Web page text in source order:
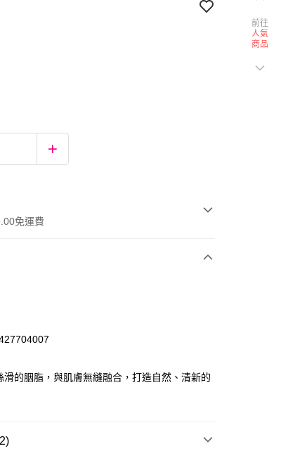
免運費
滑的胭脂，與肌膚無縫融合，打造自然、清新的
前往
人氣
商品